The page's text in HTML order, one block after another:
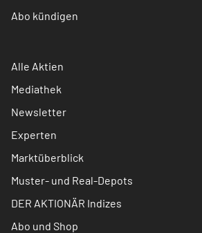
Abo kündigen
Alle Aktien
Mediathek
Newsletter
Experten
Marktüberblick
Muster- und Real-Depots
DER AKTIONÄR Indizes
Abo und Shop